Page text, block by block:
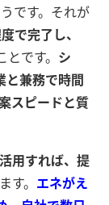
です。それが
で完了し、
とです。 シ
と兼務で時間
スピードと質
用すれば、提
す。 エネがえ